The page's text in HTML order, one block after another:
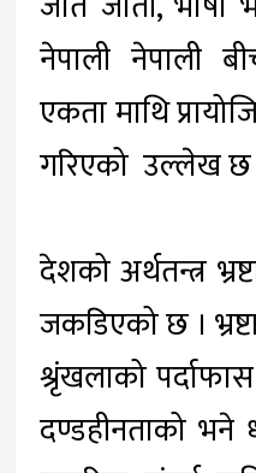
नेपाली नेपाली
एकता माथि
गरिएको उल्लेख छ
देशको अर्थतन्त्र
जकडिएको छ ।
श्रृंखलाको
दण्डहीनताको भने